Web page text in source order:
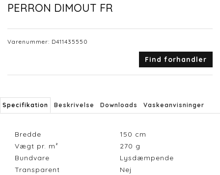
PERRON DIMOUT FR
Varenummer: D411435550
Find forhandler
Specifikation Beskrivelse Downloads Vaskeanvisninger
Bredde 150 cm
Vægt pr. m²
270 g
Bundvare
Lysdæmpende
Transparent
Nej